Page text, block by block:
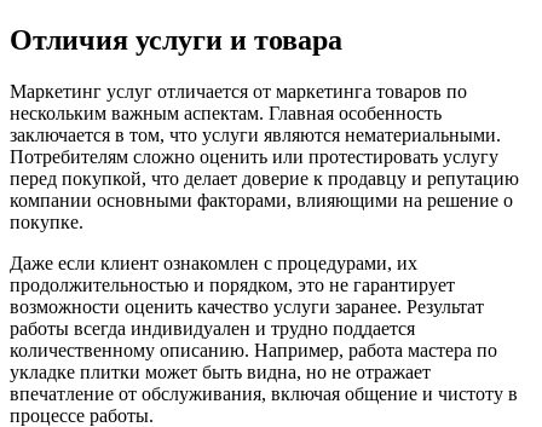
Отличия услуги и товара
Маркетинг услуг отличается от маркетинга товаров по
нескольким важным аспектам. Главная особенность
заключается в том, что услуги являются нематериальными.
Потребителям сложно оценить или протестировать услугу
перед покупкой, что делает доверие к продавцу и репутацию
компании основными факторами, влияющими на решение о
покупке.
Даже если клиент ознакомлен с процедурами, их
продолжительностью и порядком, это не гарантирует
возможности оценить качество услуги заранее. Результат
работы всегда индивидуален и трудно поддается
количественному описанию. Например, работа мастера по
укладке плитки может быть видна, но не отражает
впечатление от обслуживания, включая общение и чистоту в
процессе работы.